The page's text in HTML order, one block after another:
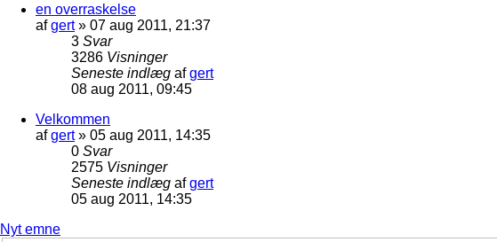
en overraskelse
afgert» 07 aug 2011, 21:37
3 Svar
3286 Visninger
Seneste indlæg afgert
08 aug 2011, 09:45
Velkommen
afgert» 05 aug 2011, 14:35
0 Svar
2575 Visninger
Seneste indlæg afgert
05 aug 2011, 14:35
Nyt emne